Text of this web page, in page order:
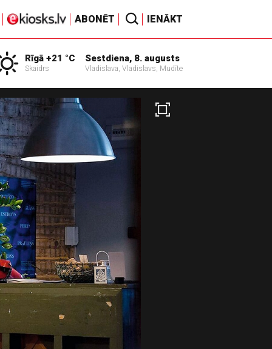
ABONĒT IENĀKT
Rīgā +21 °C
Skaidrs
Sestdiena, 8. augusts
Vladislava, Vladislavs, Mudīte